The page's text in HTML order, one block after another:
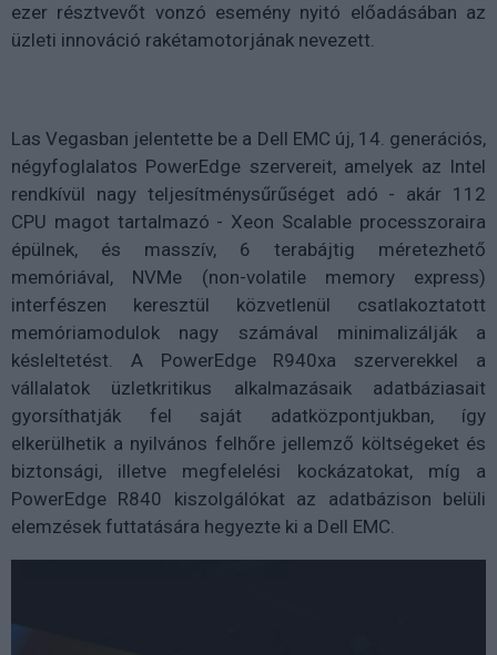
ezer résztvevőt vonzó esemény nyitó előadásában az
üzleti innováció rakétamotorjának nevezett.
Las Vegasban jelentette be a Dell EMC új, 14. generációs,
négyfoglalatos PowerEdge szervereit, amelyek az Intel
rendkívül nagy teljesítménysűrűséget adó - akár 112
CPU magot tartalmazó - Xeon Scalable processzoraira
épülnek, és masszív, 6 terabájtig méretezhető
memóriával, NVMe (non-volatile memory express)
interfészen keresztül közvetlenül csatlakoztatott
memóriamodulok nagy számával minimalizálják a
késleltetést. A PowerEdge R940xa szerverekkel a
vállalatok üzletkritikus alkalmazásaik adatbáziasait
gyorsíthatják fel saját adatközpontjukban, így
elkerülhetik a nyilvános felhőre jellemző költségeket és
biztonsági, illetve megfelelési kockázatokat, míg a
PowerEdge R840 kiszolgálókat az adatbázison belüli
elemzések futtatására hegyezte ki a Dell EMC.